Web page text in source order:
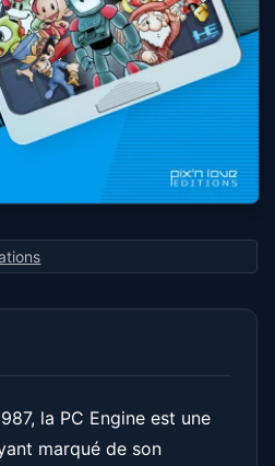
la PC Engine est une
marqué de son